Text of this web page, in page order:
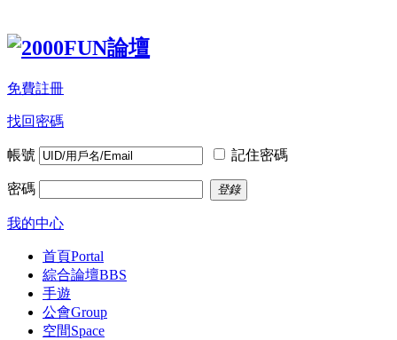
免費註冊
找回密碼
帳號 記住密碼
密碼 登錄
我的中心
首頁Portal
綜合論壇BBS
手遊
公會Group
空間Space